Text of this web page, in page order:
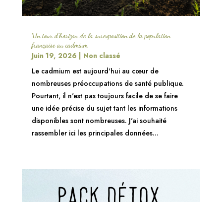
Un tour d’horizon de la surexposition de la population
française au cadmium
Juin 19, 2026
Non classé
Le cadmium est aujourd'hui au cœur de
nombreuses préoccupations de santé publique.
Pourtant, il n'est pas toujours facile de se faire
une idée précise du sujet tant les informations
disponibles sont nombreuses. J'ai souhaité
rassembler ici les principales données...